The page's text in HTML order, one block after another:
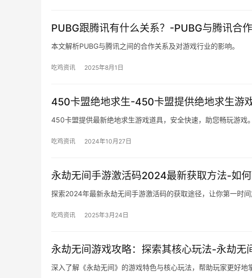
PUBG跟腾讯有什么关系？-PUBG与腾讯合
本文解析PUBG与腾讯之间的合作关系及对游戏行业的影响。
吃鸡资讯 2025年8月1日
450卡盟绝地求生-450卡盟提供绝地求生游
450卡盟提供最新绝地求生游戏道具，安全快速，助您畅玩游戏。
吃鸡资讯 2024年10月27日
永劫无间手游激活码2024最新获取方法-如
探索2024年最新永劫无间手游激活码的获取途径，让你第一时间
吃鸡资讯 2025年3月24日
永劫无间游戏攻略：探索其核心玩法-永劫无
深入了解《永劫无间》的游戏特色与核心玩法，帮助玩家更好地